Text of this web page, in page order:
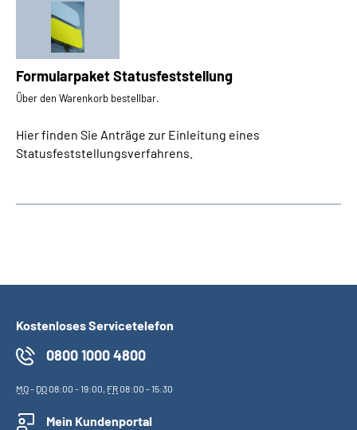
Formularpaket Statusfeststellung
Über den Warenkorb bestellbar.
Hier finden Sie Anträge zur Einleitung eines
Statusfeststellungsverfahrens.
Kostenloses Servicetelefon
0800 1000 4800
MO- DO08:00 - 19:00, FR08:00 - 15:30
Mein Kundenportal